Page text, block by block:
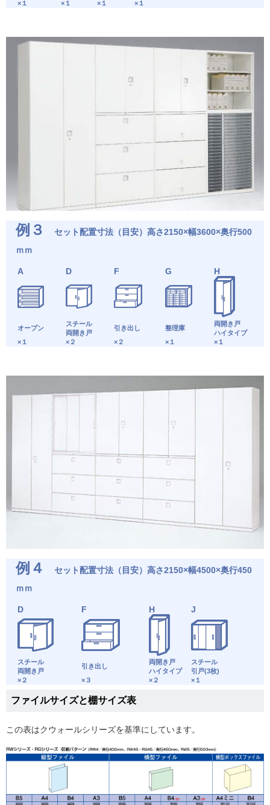
×１
×１ ×１ ×１
例３
セット配置寸法（目安）高さ2150×幅3600×奥行500
ｍｍ
A D F G H
オープン
スチール
両開き戸
引き出し 整理庫
両開き戸
ハイタイプ
×１
×２ ×２ ×１ ×１
例４
セット配置寸法（目安）高さ2150×幅4500×奥行450
ｍｍ
D F H J
スチール
両開き戸
引き出し
両開き戸
ハイタイプ
スチール
引戸(3枚)
×２
×３ ×２ ×１
ファイルサイズと棚サイズ表
この表はクウォールシリーズを基準にしています。